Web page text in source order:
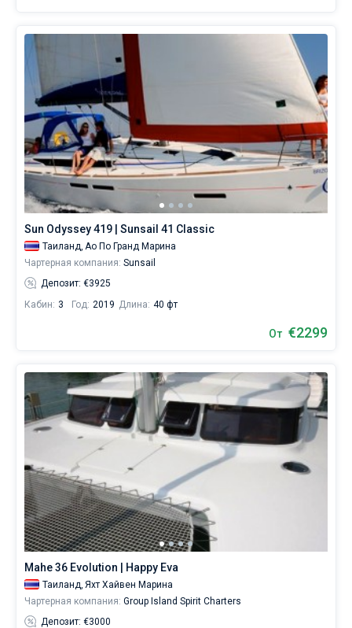
Sun Odyssey 419 | Sunsail 41 Classic
Таиланд, Ао По Гранд Марина
Чартерная компания: Sunsail
Депозит: €3925
Кабин: 3 Год: 2019 Длина: 40 фт
От €2299
Mahe 36 Evolution | Happy Eva
Таиланд, Яхт Хайвен Марина
Чартерная компания: Group Island Spirit Charters
Депозит: €3000